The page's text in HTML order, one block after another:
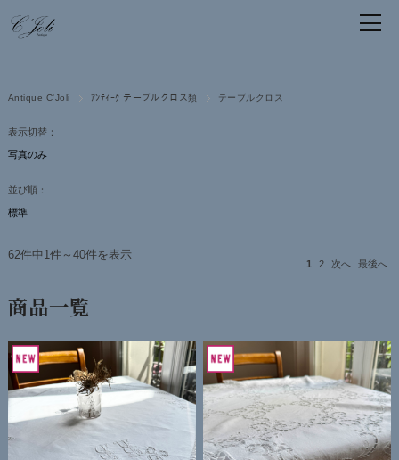
Antique C'Joli ｱﾝﾃｨｰｸ テーブルクロス類 テーブルクロス
表示切替：
並び順：
62件中1件～40件を表示
1 2 次へ 最後へ
商品一覧